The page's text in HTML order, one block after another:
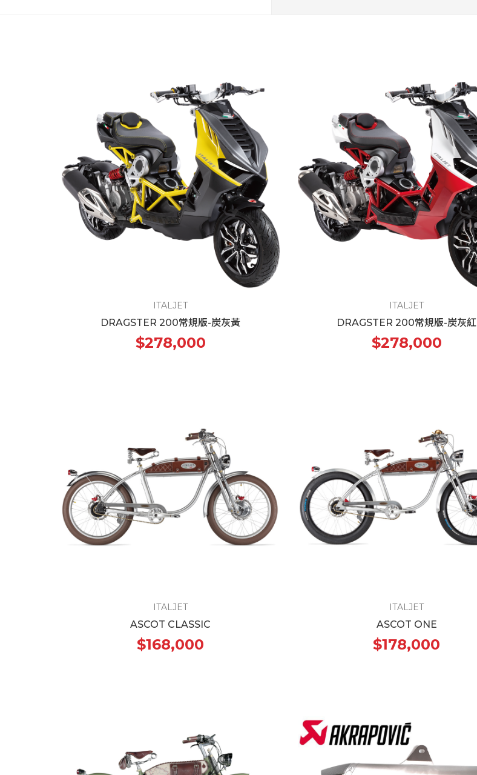
ITALJET
DRAGSTER 200常規版-炭灰黃
$278,000
ITALJET
DRAGSTER 200常規版-炭灰紅
$278,000
ITALJET
ASCOT CLASSIC
$168,000
ITALJET
ASCOT ONE
$178,000